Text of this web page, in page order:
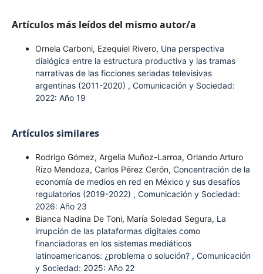
Artículos más leídos del mismo autor/a
Ornela Carboni, Ezequiel Rivero, Una perspectiva
dialógica entre la estructura productiva y las tramas
narrativas de las ficciones seriadas televisivas
argentinas (2011-2020) , Comunicación y Sociedad:
2022: Año 19
Artículos similares
Rodrigo Gómez, Argelia Muñoz-Larroa, Orlando Arturo
Rizo Mendoza, Carlos Pérez Cerón, Concentración de la
economía de medios en red en México y sus desafíos
regulatorios (2019-2022) , Comunicación y Sociedad:
2026: Año 23
Bianca Nadina De Toni, María Soledad Segura, La
irrupción de las plataformas digitales como
financiadoras en los sistemas mediáticos
latinoamericanos: ¿problema o solución? , Comunicación
y Sociedad: 2025: Año 22